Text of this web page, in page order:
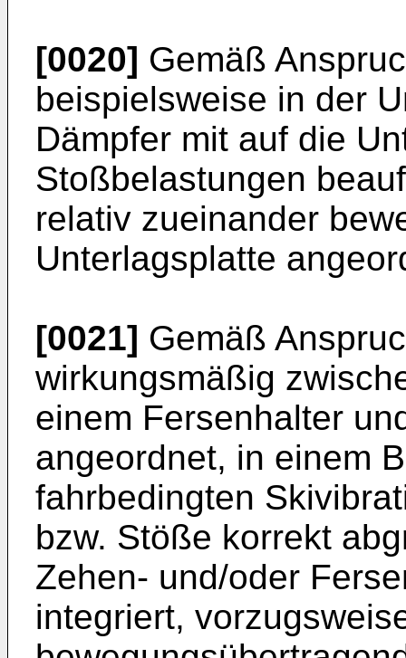
[0020] Gemäß
beispielsweise in der
Dämpfer mit auf die
Stoßbelastungen
relativ zueinander
Unterlagsplatte
[0021] Gemäß
wirkungsmäßig
einem Fersenhalter
angeordnet, in einem
fahrbedingten
bzw. Stöße korrekt
Zehen- und/oder
integriert,